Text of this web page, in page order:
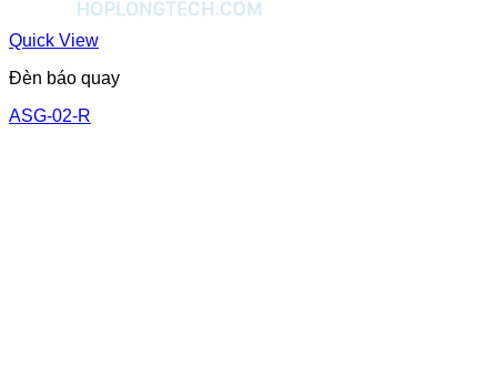
Quick View
Đèn báo quay
ASG-02-R